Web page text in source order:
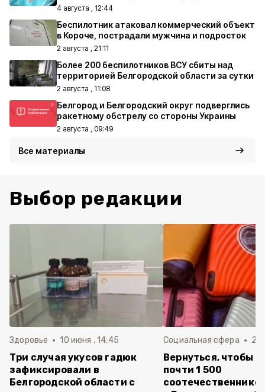
4 августа , 12:44
Беспилотник атаковал коммерческий объект
в Короче, пострадали мужчина и подросток
2 августа , 21:11
Более 200 беспилотников ВСУ сбиты над
территорией Белгородской области за сутки
2 августа , 11:08
Белгород и Белгородский округ подверглись
ракетному обстрелу со стороны Украины
2 августа , 09:49
Все материалы
Выбор редакции
Здоровье 10 июня , 14:45
Три случая укусов гадюк
зафиксировали в
Белгородской области с
Социальная сфера 20
Вернуться, чтобы
почти 1 500